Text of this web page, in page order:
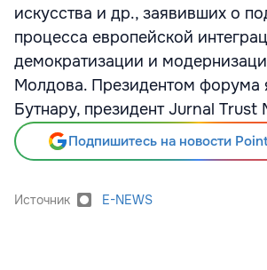
искусства и др., заявивших о
процесса европейской
демократизации и
Молдова. Президентом форума
Бутнару, президент Jurnal Trust
Подпишитесь на новости
Источник E-NEWS